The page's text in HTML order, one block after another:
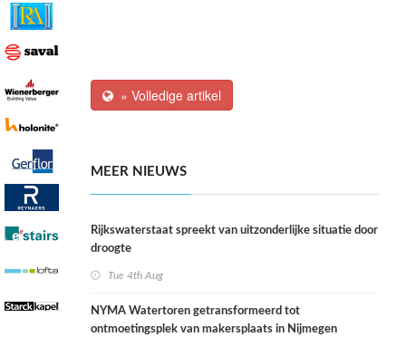
» Volledige artikel
MEER NIEUWS
Rijkswaterstaat spreekt van uitzonderlijke situatie door
droogte
Tue 4th Aug
NYMA Watertoren getransformeerd tot
ontmoetingsplek van makersplaats in Nijmegen